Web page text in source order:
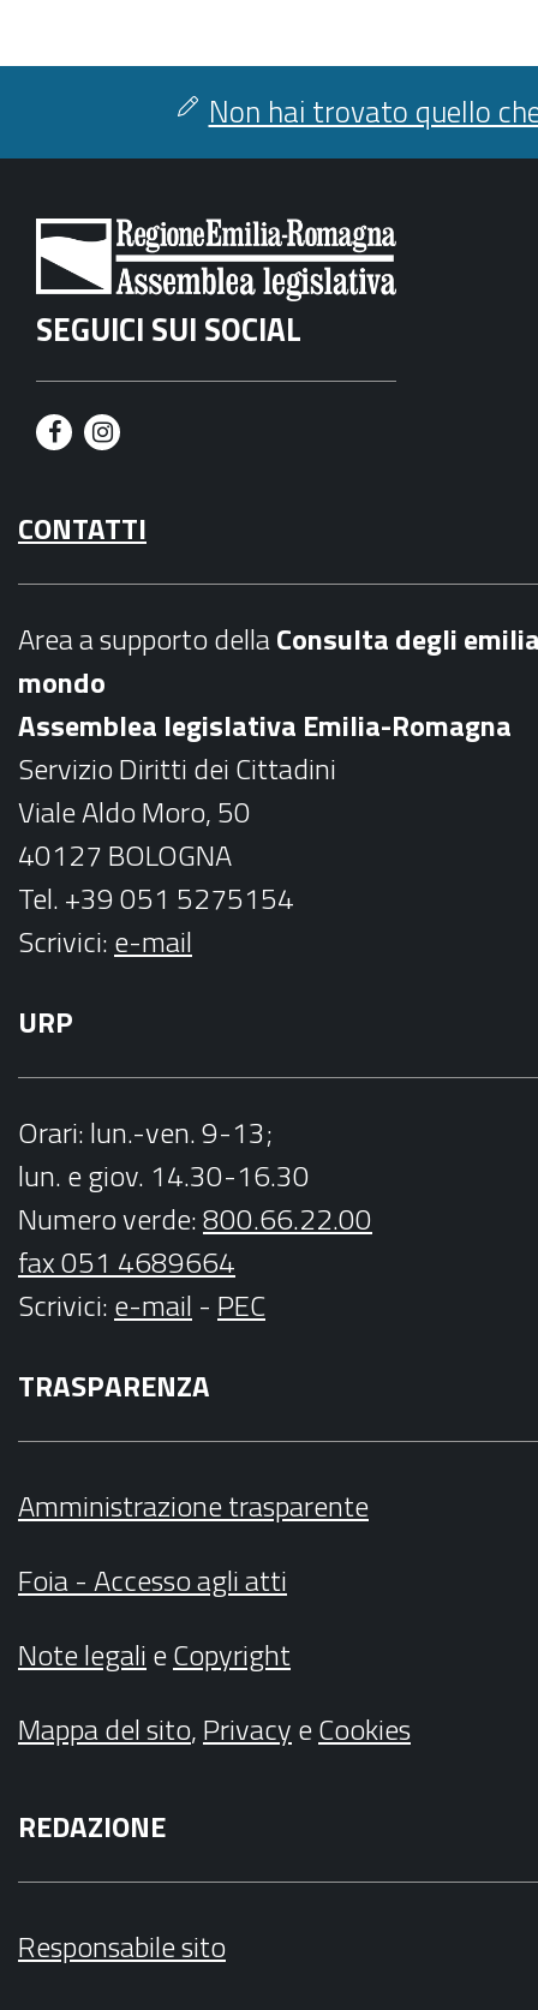
Non hai trovato quello
SEGUICI SUI SOCIAL
F
c
e
o
k
I
s
t
r
a
m
CONTATTI
Area a supporto dellaConsulta degli
mondo
Assemblea legislativa Emilia-Romagna
Servizio Diritti dei Cittadini
Viale Aldo Moro, 50
40127 BOLOGNA
Tel. +39 051 5275154
Scrivici:e-mail
URP
Orari: lun.-ven. 9-13;
lun. e giov. 14.30-16.30
Numero verde:800.66.22.00
fax 051 4689664
Scrivici:e-mail - PEC
TRASPARENZA
Amministrazione trasparente
Foia - Accesso agli atti
Note legalieCopyright
Mappa del sito,PrivacyeCookies
REDAZIONE
Responsabile sito